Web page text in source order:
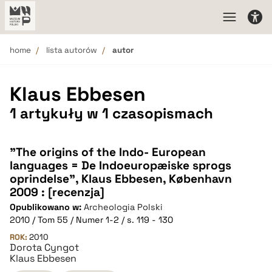
home lista autorów autor
Klaus Ebbesen
1 artykuły w 1 czasopismach
"The origins of the Indo- European
languages = De Indoeuropæiske sprogs
oprindelse", Klaus Ebbesen, København
2009 : [recenzja]
Opublikowano w: Archeologia Polski
2010 / Tom 55 / Numer 1-2 / s. 119 - 130
ROK: 2010
Dorota Cyngot
Klaus Ebbesen